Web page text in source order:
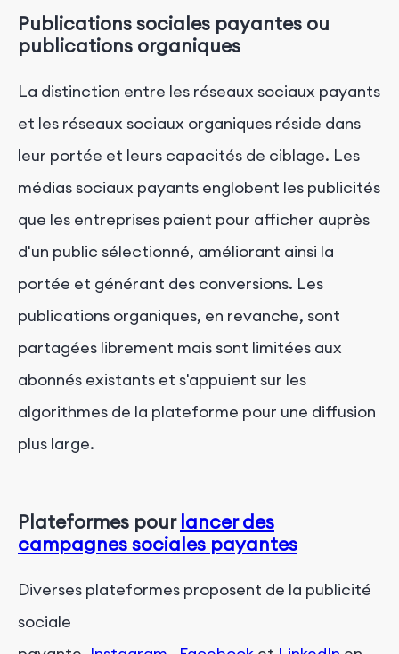
Publications sociales payantes ou
publications organiques
La distinction entre les réseaux sociaux payants
et les réseaux sociaux organiques réside dans
leur portée et leurs capacités de ciblage. Les
médias sociaux payants englobent les publicités
que les entreprises paient pour afficher auprès
d'un public sélectionné, améliorant ainsi la
portée et générant des conversions. Les
publications organiques, en revanche, sont
partagées librement mais sont limitées aux
abonnés existants et s'appuient sur les
algorithmes de la plateforme pour une diffusion
plus large.
Plateformes pourlancer des
campagnes sociales payantes
Diverses plateformes proposent de la publicité
sociale